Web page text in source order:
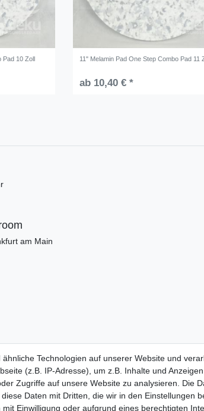
Pad 10 Zoll 11" Melamin Pad One Step Combo Pad 11
ab 10,40 € *
am Main
Widerrufs­recht Widerrufs­formular
Technologien auf unserer Website und
(z.B. IP-Adresse), um z.B. Inhalte und
Zugriffe auf unsere Website zu analysieren. Die
Daten mit Dritten, die wir in den Einstellungen
Einwilligung oder aufgrund eines berechtigten